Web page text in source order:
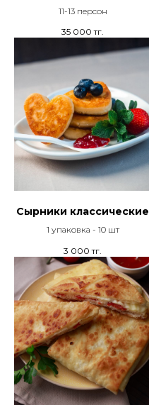
11-13 персон
35 000 тг.
Сырники классические
1 упаковка - 10 шт
3 000 тг.